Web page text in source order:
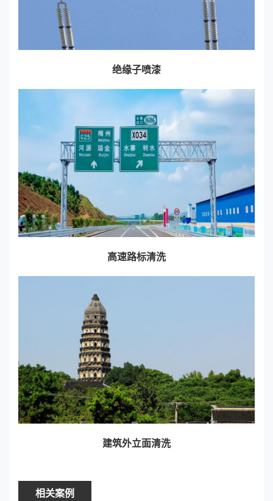
绝缘子喷漆
高速路标清洗
建筑外立面清洗
相关案例